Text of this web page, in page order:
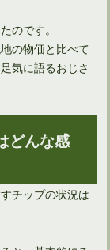
のです。
の物価と比べて
気に語るおじさ
どんな感
チップの状況は